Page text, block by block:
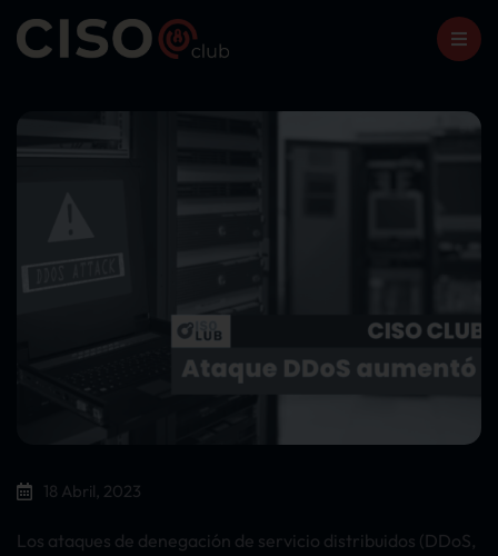
18 Abril, 2023
Los ataques de denegación de servicio distribuidos (DDoS,